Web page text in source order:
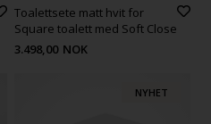
Toalettsete matt hvit for
Square toalett med Soft Close
3.498,00 NOK
NYHET